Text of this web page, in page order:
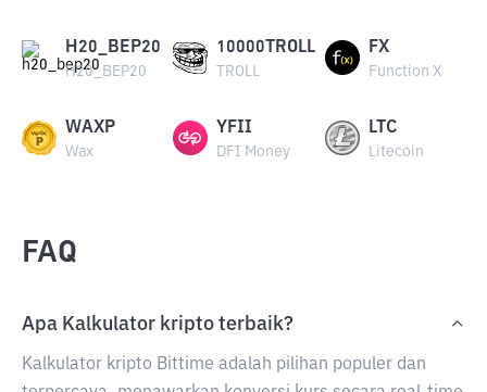
H20_BEP20
H20_BEP20
10000TROLL
TROLL
FX
Function X
WAXP
Wax
YFII
DFI Money
LTC
Litecoin
FAQ
Apa Kalkulator kripto terbaik?
Kalkulator kripto Bittime adalah pilihan populer dan